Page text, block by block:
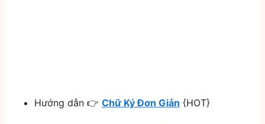
Hướng dẫn 👉 Chữ Ký Đơn Giản {HOT}